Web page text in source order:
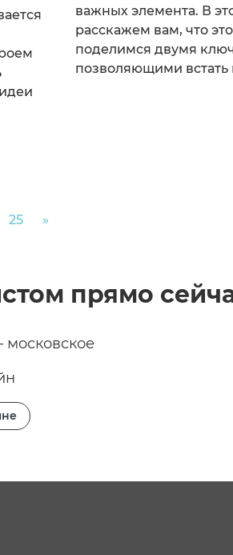
важных элемента. В
расскажем вам, что
поделимся двумя
позволяющими встать
25 »
прямо
московское